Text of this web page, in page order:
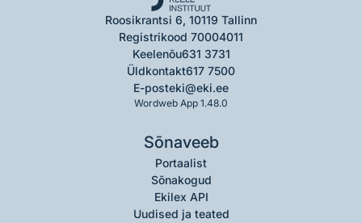
Roosikrantsi 6, 10119 Tallinn
Registrikood 70004011
Keelenõu631 3731
Üldkontakt617 7500
E-posteki@eki.ee
Wordweb App 1.48.0
Sõnaveeb
Portaalist
Sõnakogud
Ekilex API
Uudised ja teated